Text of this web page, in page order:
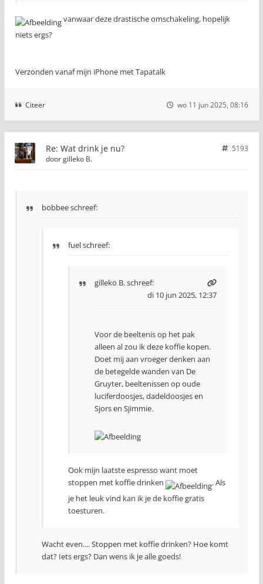
vanwaar deze drastische omschakeling, hopelijk
niets ergs?
Verzonden vanaf mijn iPhone met Tapatalk
Citeer wo 11 jun 2025, 08:16
Re: Wat drink je nu?
5193
doorgilleko B.
bobbee schreef:
fuel schreef:
gilleko B.schreef:
di 10 jun 2025, 12:37
Voor de beeltenis op het pak
alleen al zou ik deze koffie kopen.
Doet mij aan vroeger denken aan
de betegelde wanden van De
Gruyter, beeltenissen op oude
luciferdoosjes, dadeldoosjes en
Sjors en Sjimmie.
Ook mijn laatste espresso want moet
stoppen met koffie drinken
. Als
je het leuk vind kan ik je de koffie gratis
toesturen.
Wacht even.... Stoppen met koffie drinken? Hoe komt
dat? Iets ergs? Dan wens ik je alle goeds!